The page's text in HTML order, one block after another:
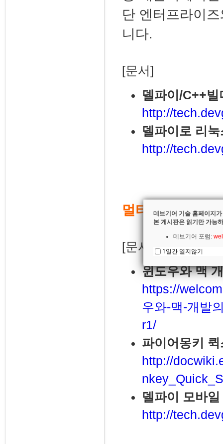
단 엔터프라이
니다.
[문서]
델파이/C++
http://
델파이로 리
http://
멀티-디바이스
[문서]
윈도우와 맥
https://
우와-맥-개발
r1/
파이어몽키
http://
델파이 모바
http://
데브기어 기술 홈페이지
본 게시판은 읽기만 가능
데브기어 포럼:
1일간 열지않기